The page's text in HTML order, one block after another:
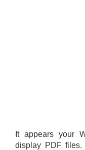
It appears your
display PDF files.